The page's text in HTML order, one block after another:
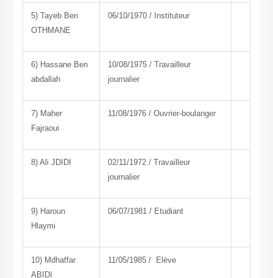
5) Tayeb Ben
OTHMANE
06/10/1970 / Instituteur
6) Hassane Ben
abdallah
10/08/1975 / Travailleur
journalier
7) Maher
Fajraoui
11/08/1976 / Ouvrier-boulanger
8) Ali JDIDI
02/11/1972 / Travailleur
journalier
9) Haroun
Hlaymi
06/07/1981 / Etudiant
10) Mdhaffar
ABIDI
11/05/1985 / Elève